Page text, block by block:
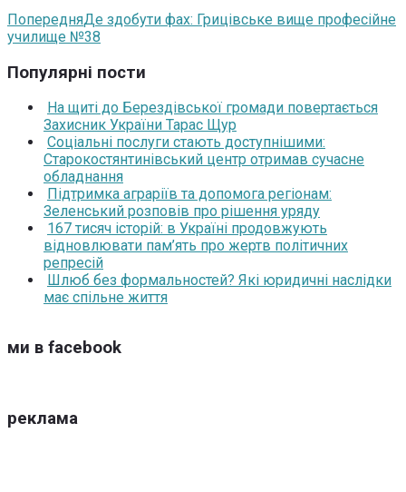
ПопередняДе здобути фах: Грицівське вище професійне
училище №38
Популярні пости
На щиті до Берездівської громади повертається
Захисник України Тарас Щур
Соціальні послуги стають доступнішими:
Старокостянтинівський центр отримав сучасне
обладнання
Підтримка аграріїв та допомога регіонам:
Зеленський розповів про рішення уряду
167 тисяч історій: в Україні продовжують
відновлювати пам’ять про жертв політичних
репресій
Шлюб без формальностей? Які юридичні наслідки
має спільне життя
ми в facebook
реклама